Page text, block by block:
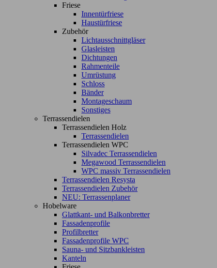
Friese
Innentürfriese
Haustürfriese
Zubehör
Lichtausschnittgläser
Glasleisten
Dichtungen
Rahmenteile
Umrüstung
Schloss
Bänder
Montageschaum
Sonstiges
Terrassendielen
Terrassendielen Holz
Terrassendielen
Terrassendielen WPC
Silvadec Terrassendielen
Megawood Terrassendielen
WPC massiv Terrassendielen
Terrassendielen Resysta
Terrassendielen Zubehör
NEU: Terrassenplaner
Hobelware
Glattkant- und Balkonbretter
Fassadenprofile
Profilbretter
Fassadenprofile WPC
Sauna- und Sitzbankleisten
Kanteln